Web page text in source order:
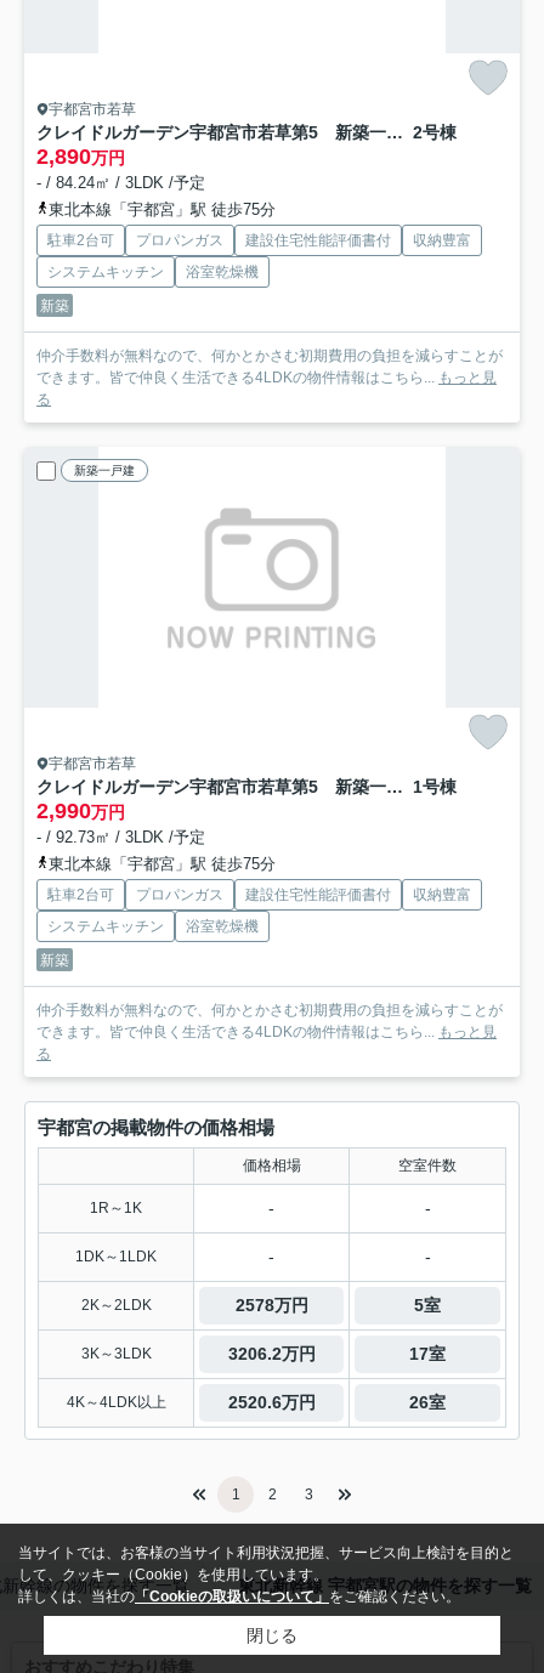
宇都宮市若草
クレイドルガーデン宇都宮市若草第5 新築一戸建て 2号棟
2,890万円
- / 84.24㎡ / 3LDK /予定
東北本線「宇都宮」駅 徒歩75分
駐車2台可 プロパンガス 建設住宅性能評価書付
収納豊富
システムキッチン
浴室乾燥機
新築
仲介手数料が無料なので、何かとかさむ初期費用の負担を減らすことが
できます。皆で仲良く生活できる4LDKの物件情報はこちら... もっと見
る
新築一戸建
宇都宮市若草
クレイドルガーデン宇都宮市若草第5 新築一戸建て 1号棟
2,990万円
- / 92.73㎡ / 3LDK /予定
東北本線「宇都宮」駅 徒歩75分
駐車2台可 プロパンガス 建設住宅性能評価書付
収納豊富
システムキッチン
浴室乾燥機
新築
仲介手数料が無料なので、何かとかさむ初期費用の負担を減らすことが
できます。皆で仲良く生活できる4LDKの物件情報はこちら... もっと見
る
宇都宮の掲載物件の価格相場
価格相場 空室件数
1R～1K - -
1DK～1LDK - -
2K～2LDK 2578万円 5室
3K～3LDK 3206.2万円 17室
4K～4LDK以上 2520.6万円 26室
1 2 3
幹線の物件を探す一覧 東北新幹線 宇都宮駅の物件を探す一覧
おすすめこだわり特集
当サイトでは、お客様の当サイト利用状況把握、サービス向上検討を目的と
して、クッキー（Cookie）を使用しています。
詳しくは、当社の「Cookieの取扱いについて」 をご確認ください。
閉じる